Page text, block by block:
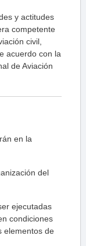
y actitudes
competente
civil,
acuerdo con la
de Aviación
en la
del
ejecutadas
condiciones
elementos de